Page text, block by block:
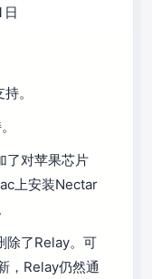
。
了对苹果芯片
上安装Nectar
除了Relay。可
，Relay仍然通